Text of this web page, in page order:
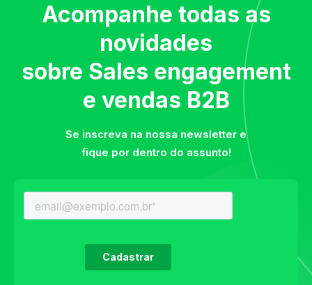
Acompanhe todas as
novidades
sobre Sales engagement
e vendas B2B
Se inscreva na nossa newsletter e
fique por dentro do assunto!